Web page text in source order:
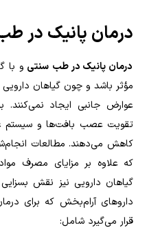
درمان پانیک در
درمان پانیک در طب سنتی و با
مؤثر باشد و چون گیاهان دارویی
عوارض جانبی ایجاد نمی‌کنند.
تقویت عصب بافت‌ها و سیستم
کاهش می‌دهند. مطالعات
که علاوه بر مزایای مصرف
گیاهان دارویی نیز نقش
داروهای آرام‌بخش که برای
قرار می‌گیرد شامل: